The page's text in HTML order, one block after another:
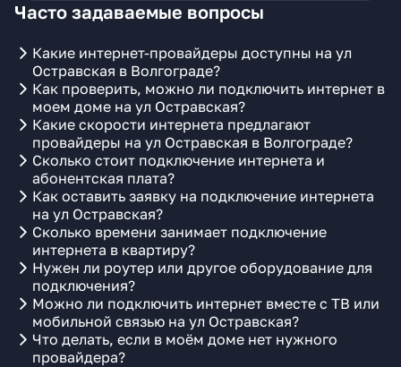
Часто задаваемые вопросы
Какие интернет-провайдеры доступны на ул
Остравская в Волгограде?
Как проверить, можно ли подключить интернет в
моем доме на ул Остравская?
Какие скорости интернета предлагают
провайдеры на ул Остравская в Волгограде?
Сколько стоит подключение интернета и
абонентская плата?
Как оставить заявку на подключение интернета
на ул Остравская?
Сколько времени занимает подключение
интернета в квартиру?
Нужен ли роутер или другое оборудование для
подключения?
Можно ли подключить интернет вместе с ТВ или
мобильной связью на ул Остравская?
Что делать, если в моём доме нет нужного
провайдера?